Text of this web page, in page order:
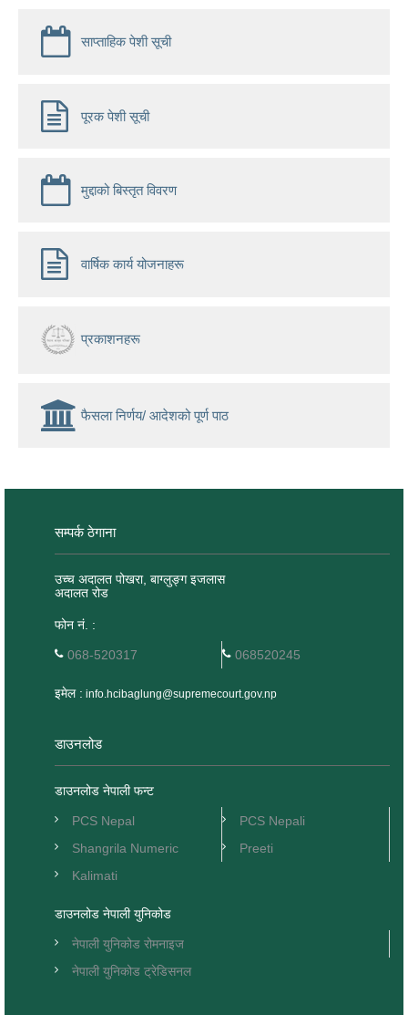
साप्ताहिक पेशी सूची
पूरक पेशी सूची
मुद्दाको बिस्तृत विवरण
वार्षिक कार्य योजनाहरू
प्रकाशनहरू
फैसला निर्णय/ आदेशको पूर्ण पाठ
सम्पर्क ठेगाना
उच्च अदालत पोखरा, बाग्लुङ्ग इजलास
अदालत रोड
फोन नं. :
068-520317 068520245
इमेल : info.hcibaglung@supremecourt.gov.np
डाउनलोड
डाउनलोड नेपाली फन्ट
PCS Nepal
PCS Nepali
Shangrila Numeric
Preeti
Kalimati
डाउनलोड नेपाली युनिकोड
नेपाली युनिकोड रोमनाइज
नेपाली युनिकोड ट्रेडिसनल